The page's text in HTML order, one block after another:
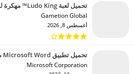
تحميل لعبة Ludo King™ مهكرة للاندرويد 2024
Gametion Global‏
أغسطس 8, 2026
تحميل تطبيق Microsoft Word مهكر للاندرويد 2024
Microsoft Corporation‏